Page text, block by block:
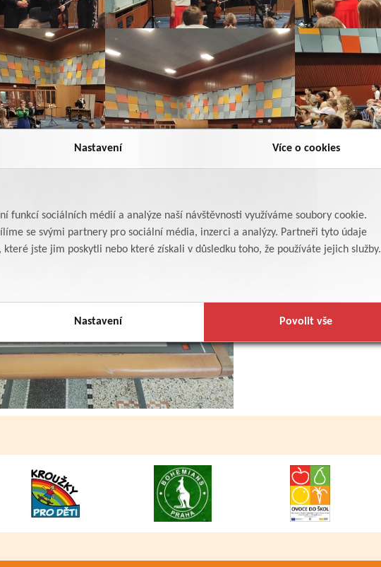
Nastavení Více o cookies
funkcí sociálních médií a analýze naší návštěvnosti využíváme soubory cookie.
se svými partnery pro sociální média, inzerci a analýzy. Partneři tyto údaje
jste jim poskytli nebo které získali v důsledku toho, že používáte jejich služby.
Nastavení Povolit vše